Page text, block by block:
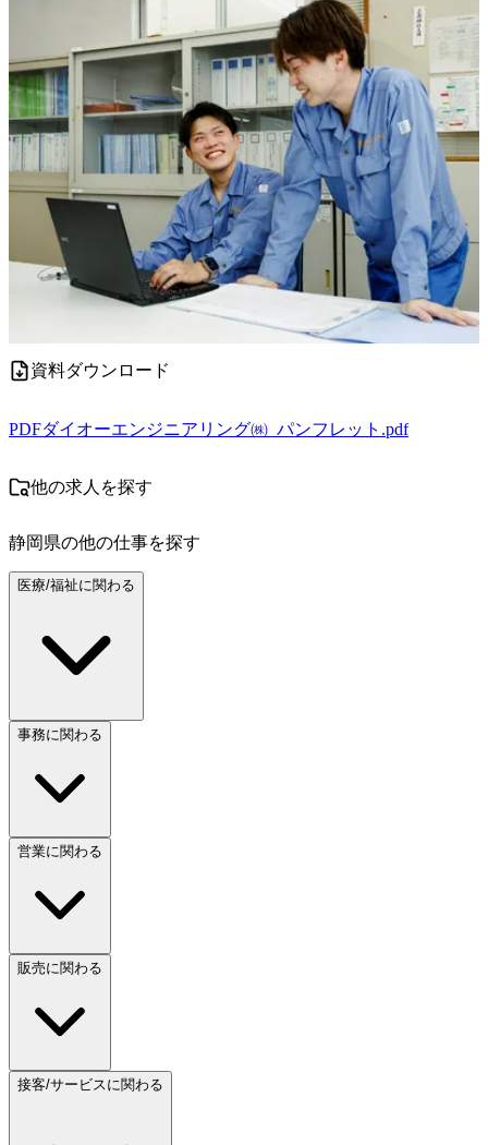
資料ダウンロード
PDFダイオーエンジニアリング㈱_パンフレット.pdf
他の求人を探す
静岡県の他の仕事を探す
医療/福祉に関わる
事務に関わる
営業に関わる
販売に関わる
接客/サービスに関わる